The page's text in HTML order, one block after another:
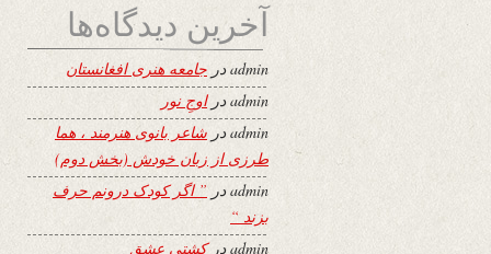
آخرین دیدگاه‌ها
adminدر جامعه هنری افغانستان
adminدراوجِ نور
adminدر شاعر بانوی هنرمند ، هما
طرزی از زبان خودش (بخش دوم)
adminدر ” اگر کودک درونم حرف
بزند “
adminدرکشتی عشق